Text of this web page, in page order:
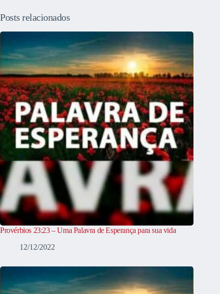
Posts relacionados
Provérbios 23:23 – Uma Palavra de Esperança para sua vida
12/12/2022